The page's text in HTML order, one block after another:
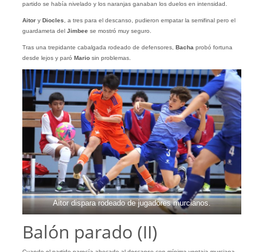
partido se había nivelado y los naranjas ganaban los duelos en intensidad.
Aitory Diocles, a tres para el descanso, pudieron empatar la semifinal pero el
guardameta del Jimbeese mostró muy seguro.
Tras una trepidante cabalgada rodeado de defensores, Bachaprobó fortuna
desde lejos y paró Mariosin problemas.
Aitor dispara rodeado de jugadores murcianos.
Balón parado (II)